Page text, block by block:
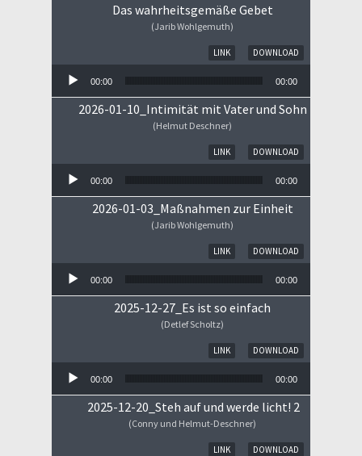
Das wahrheitsgemäße Gebet
(Jarib Wohlgemuth)
DOWNLOAD
LINK
00:00 00:00
2026-01-10_Intimität mit Vater und Sohn
(Helmut Deschner)
DOWNLOAD
LINK
00:00 00:00
2026-01-03_Maßnahmen zur Einheit
(Jarib Wohlgemuth)
DOWNLOAD
LINK
00:00 00:00
2025-12-27_Es ist so einfach
(Detlef Scholtz)
DOWNLOAD
LINK
00:00 00:00
2025-12-20_Steh auf und werde licht! 2
(Conny und Helmut-Deschner)
DOWNLOAD
LINK